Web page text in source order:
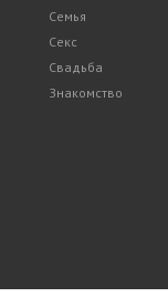
Семья
Секс
Свадьба
Знакомство